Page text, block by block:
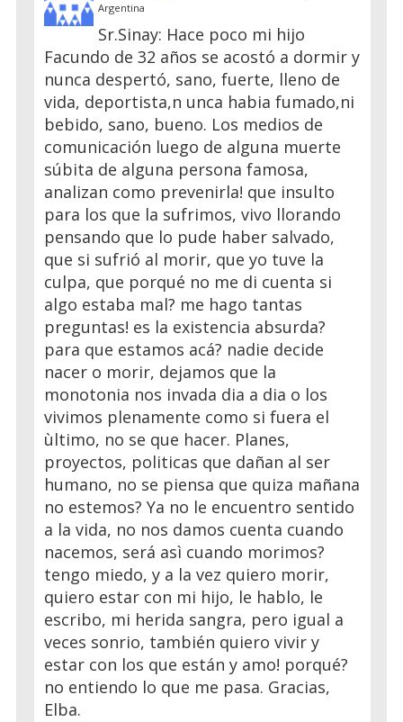
Argentina
Sr.Sinay: Hace poco mi hijo
Facundo de 32 años se acostó a dormir y
nunca despertó, sano, fuerte, lleno de
vida, deportista,n unca habia fumado,ni
bebido, sano, bueno. Los medios de
comunicación luego de alguna muerte
súbita de alguna persona famosa,
analizan como prevenirla! que insulto
para los que la sufrimos, vivo llorando
pensando que lo pude haber salvado,
que si sufrió al morir, que yo tuve la
culpa, que porqué no me di cuenta si
algo estaba mal? me hago tantas
preguntas! es la existencia absurda?
para que estamos acá? nadie decide
nacer o morir, dejamos que la
monotonia nos invada dia a dia o los
vivimos plenamente como si fuera el
ùltimo, no se que hacer. Planes,
proyectos, politicas que dañan al ser
humano, no se piensa que quiza mañana
no estemos? Ya no le encuentro sentido
a la vida, no nos damos cuenta cuando
nacemos, será asì cuando morimos?
tengo miedo, y a la vez quiero morir,
quiero estar con mi hijo, le hablo, le
escribo, mi herida sangra, pero igual a
veces sonrio, también quiero vivir y
estar con los que están y amo! porqué?
no entiendo lo que me pasa. Gracias,
Elba.